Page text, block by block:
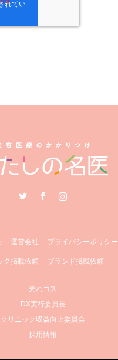
運営会社 プライバシーポリシー
ク掲載依頼 ブランド掲載依頼
売れコス
DX実行委員長
クリニック収益向上委員会
採用情報